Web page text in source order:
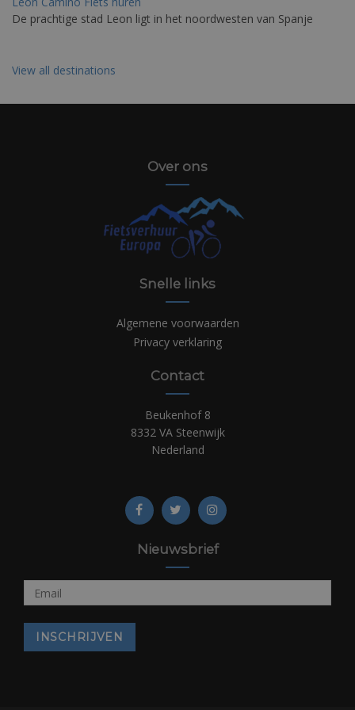
De prachtige stad Leon ligt in het noordwesten van Spanje
View all destinations
Over ons
Snelle links
Algemene voorwaarden
Privacy verklaring
Contact
Beukenhof 8
8332 VA Steenwijk
Nederland
Nieuwsbrief